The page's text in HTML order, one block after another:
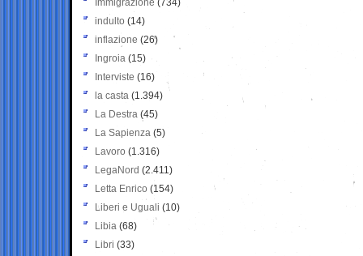
Immigrazione (734)
indulto (14)
inflazione (26)
Ingroia (15)
Interviste (16)
la casta (1.394)
La Destra (45)
La Sapienza (5)
Lavoro (1.316)
LegaNord (2.411)
Letta Enrico (154)
Liberi e Uguali (10)
Libia (68)
Libri (33)